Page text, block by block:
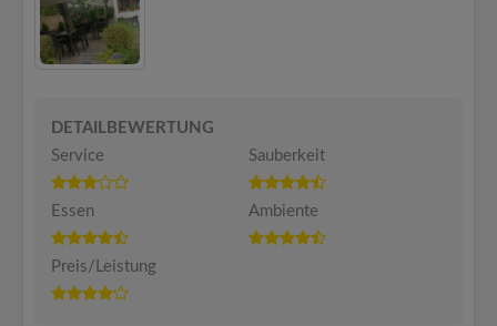
DETAILBEWERTUNG
Service
Sauberkeit
Essen Ambiente
Preis/Leistung